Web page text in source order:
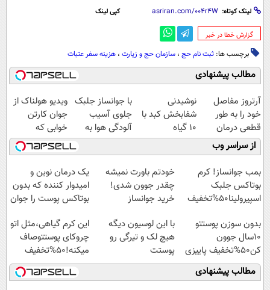
لینک کوتاه: کپی لینک
‌گزارش خطا در خبر
برچسب ها: ثبت نام حج ، سازمان حج و زیارت ، هزینه سفر عتبات
مطالب پیشنهادی
آرتروز مفاصل
خود را به طور
قطعی درمان
کنید!
◗پرسش‌نامه◖
نوشیدنی
شفابخش کبد با
10 گیاه
موثر(تخفیف تا
امشب)
با جوانساز جلبک
جلوی آسیب
آلودگی هوا به
پوستت رو بگیر
تخفیف ویژه
ویدیو هولناک از
جوان کارتن
خوابی که
میلیاردر شد.
آموزش رایگان
از سراسر وب
بمب جوانساز! کرم
بوتاکس جلبک
اسپیرولینا50%تخفیف
خودتم باورت نمیشه
چقدر جوون شدی!
خرید جوانساز
ویژه
یک درمان نوین و
امیدوار کننده که بدون
بوتاکس پوست را جوان
بدون سوزن پوستتو
10سال جوون
کن50%تخفیف پاییزی
با این لوسیون دیگه
هیچ لک و تیرگی رو
پوستت
نمیمونه50%تخفیف
این کرم گیاهی،مثل اتو
چروکای پوستتوصاف
میکنه!50%تخفیف
مطالب پیشنهادی